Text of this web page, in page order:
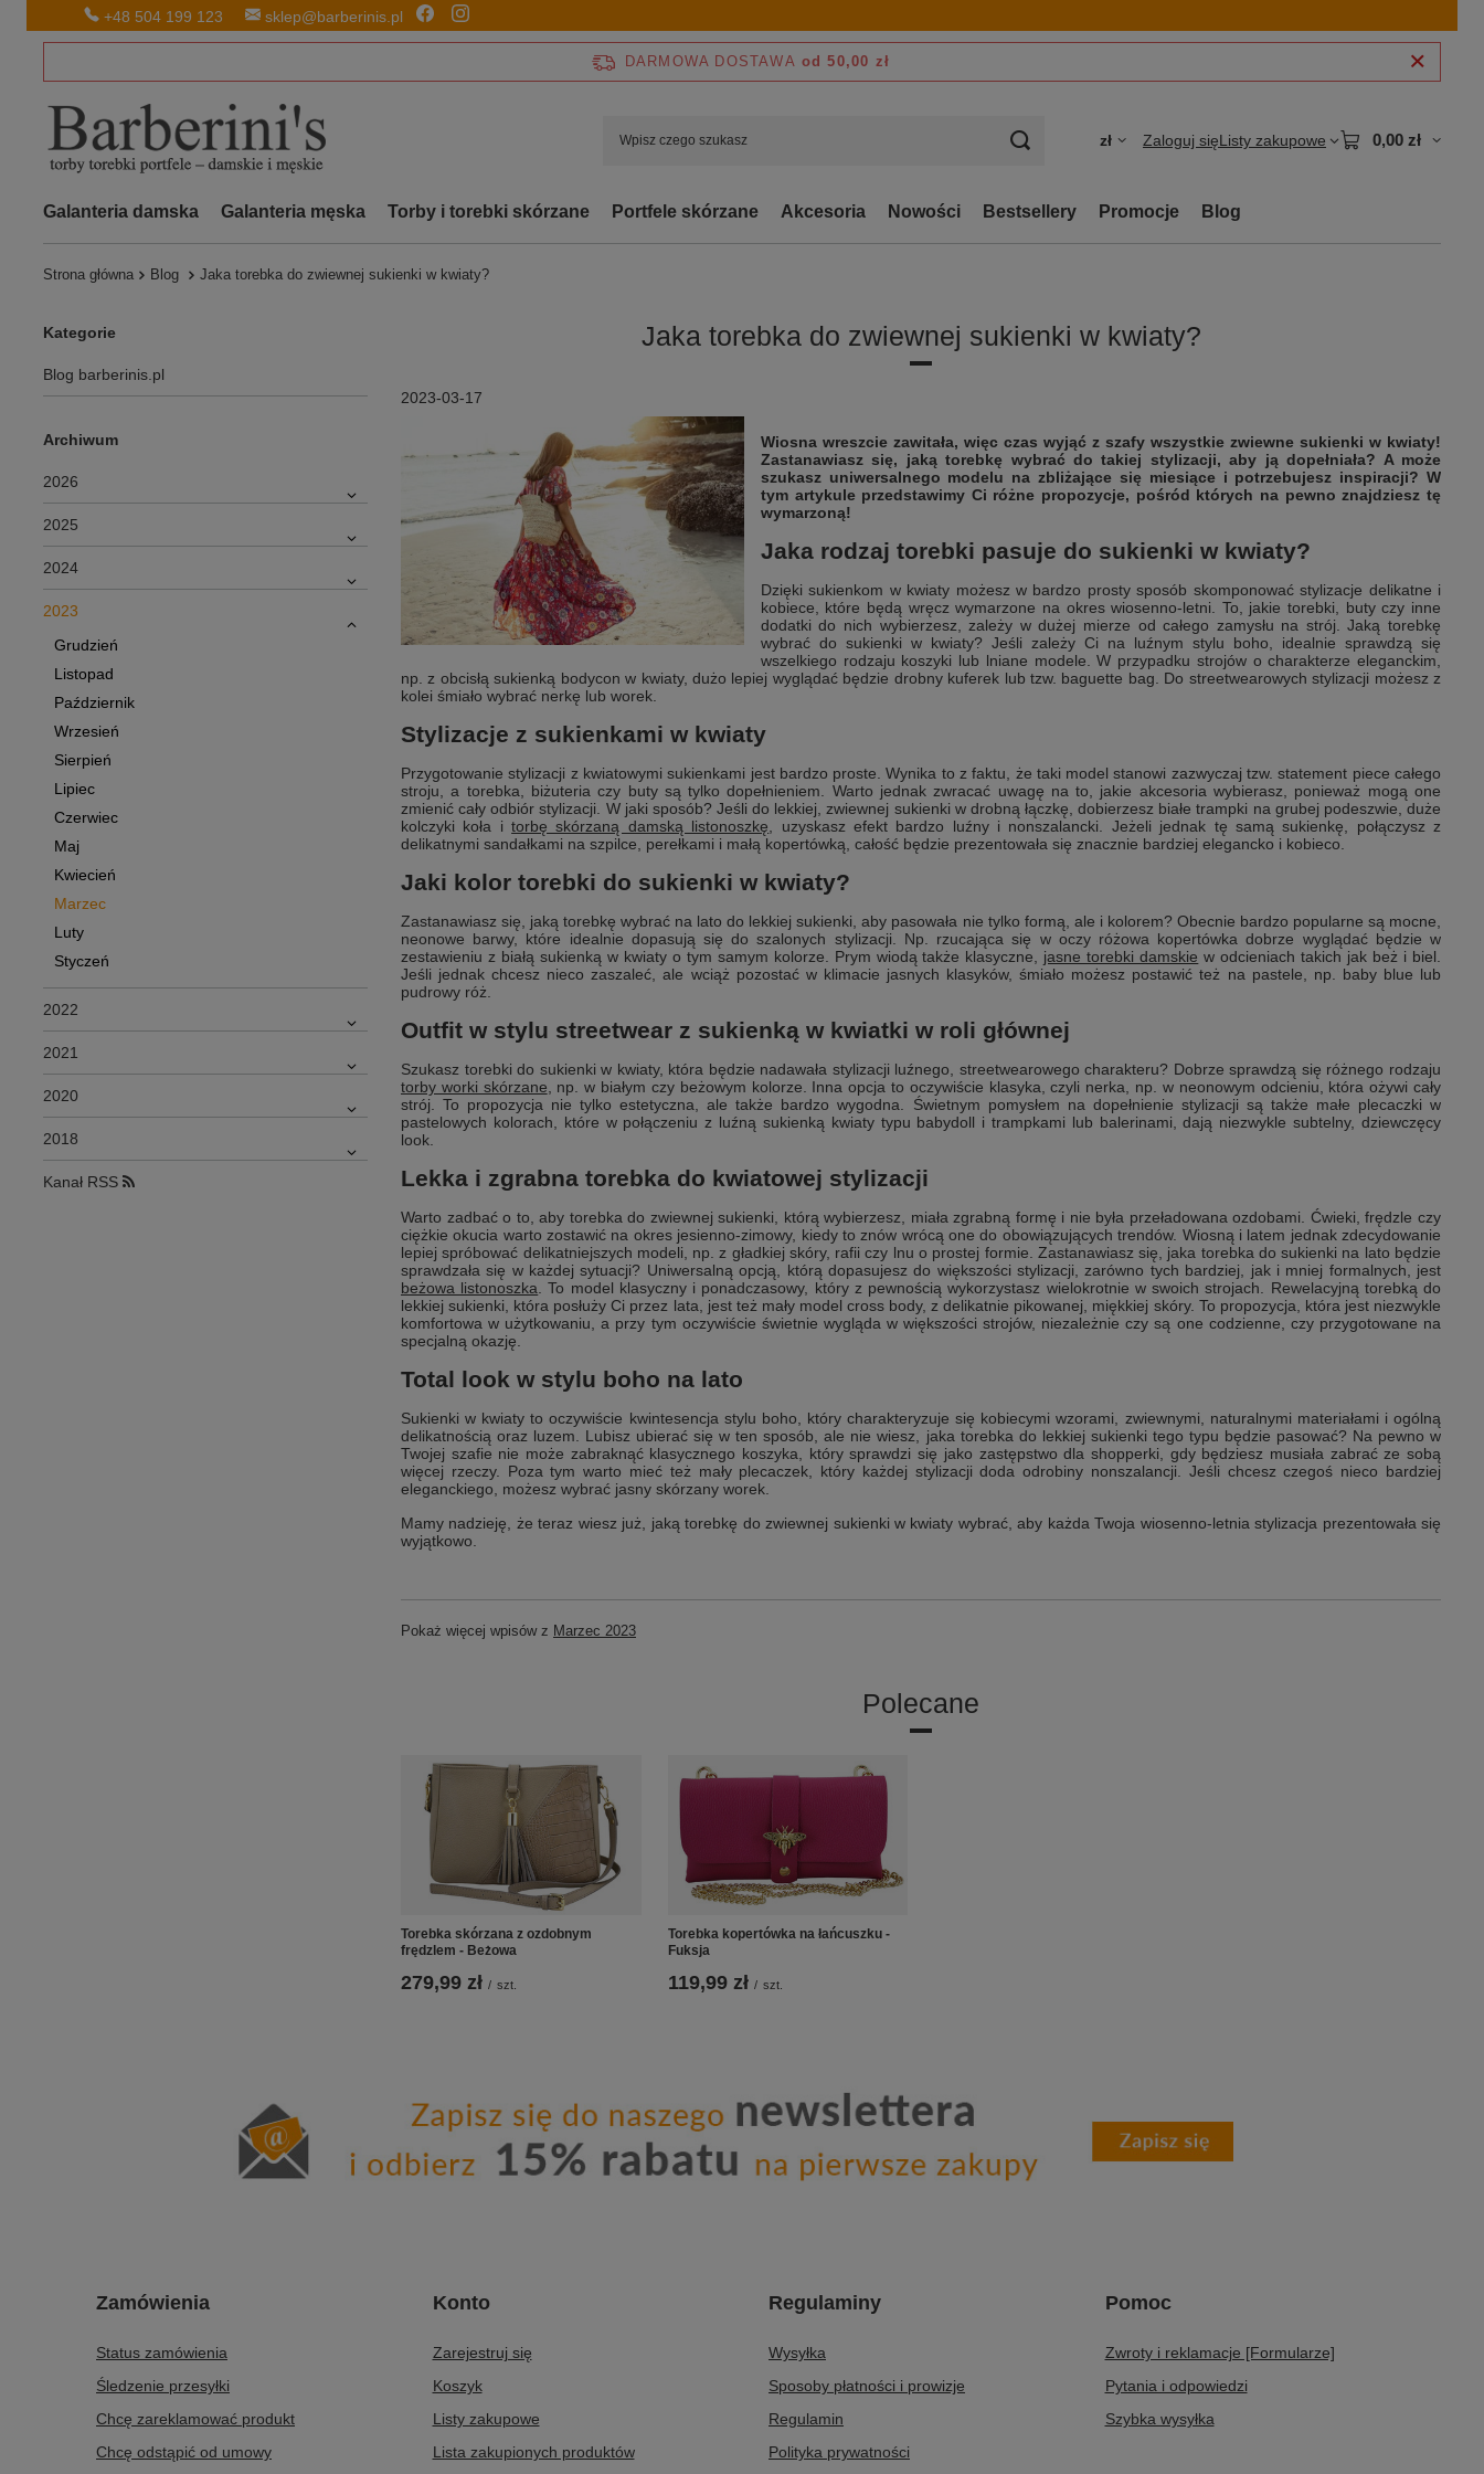
+48 504 199 123 sklep@barberinis.pl
DARMOWA DOSTAWA od 50,00 zł
zł Zaloguj sięListy zakupowe 0,00 zł
Galanteria damska Galanteria męska Torby i torebki skórzane Portfele skórzane Akcesoria Nowości Bestsellery Promocje Blog
Strona główna Blog Jaka torebka do zwiewnej sukienki w kwiaty?
Kategorie
Blog barberinis.pl
Archiwum
2026
2025
2024
2023
Grudzień
Listopad
Październik
Wrzesień
Sierpień
Lipiec
Czerwiec
Maj
Kwiecień
Marzec
Luty
Styczeń
2022
2021
2020
2018
Kanał RSS
Jaka torebka do zwiewnej sukienki w kwiaty?
2023-03-17
Wiosna wreszcie zawitała, więc czas wyjąć z szafy wszystkie zwiewne sukienki w kwiaty!
Zastanawiasz się, jaką torebkę wybrać do takiej stylizacji, aby ją dopełniała? A może
szukasz uniwersalnego modelu na zbliżające się miesiące i potrzebujesz inspiracji? W
tym artykule przedstawimy Ci różne propozycje, pośród których na pewno znajdziesz tę
wymarzoną!
Jaka rodzaj torebki pasuje do sukienki w kwiaty?
Dzięki sukienkom w kwiaty możesz w bardzo prosty sposób skomponować stylizacje delikatne i
kobiece, które będą wręcz wymarzone na okres wiosenno-letni. To, jakie torebki, buty czy inne
dodatki do nich wybierzesz, zależy w dużej mierze od całego zamysłu na strój. Jaką torebkę
wybrać do sukienki w kwiaty? Jeśli zależy Ci na luźnym stylu boho, idealnie sprawdzą się
wszelkiego rodzaju koszyki lub lniane modele. W przypadku strojów o charakterze eleganckim,
np. z obcisłą sukienką bodycon w kwiaty, dużo lepiej wyglądać będzie drobny kuferek lub tzw. baguette bag. Do streetwearowych stylizacji możesz z
kolei śmiało wybrać nerkę lub worek.
Stylizacje z sukienkami w kwiaty
Przygotowanie stylizacji z kwiatowymi sukienkami jest bardzo proste. Wynika to z faktu, że taki model stanowi zazwyczaj tzw. statement piece całego
stroju, a torebka, biżuteria czy buty są tylko dopełnieniem. Warto jednak zwracać uwagę na to, jakie akcesoria wybierasz, ponieważ mogą one
zmienić cały odbiór stylizacji. W jaki sposób? Jeśli do lekkiej, zwiewnej sukienki w drobną łączkę, dobierzesz białe trampki na grubej podeszwie, duże
kolczyki koła itorbę skórzaną damską listonoszkę , uzyskasz efekt bardzo luźny i nonszalancki. Jeżeli jednak tę samą sukienkę, połączysz z
delikatnymi sandałkami na szpilce, perełkami i małą kopertówką, całość będzie prezentowała się znacznie bardziej elegancko i kobieco.
Jaki kolor torebki do sukienki w kwiaty?
Zastanawiasz się, jaką torebkę wybrać na lato do lekkiej sukienki, aby pasowała nie tylko formą, ale i kolorem? Obecnie bardzo popularne są mocne,
neonowe barwy, które idealnie dopasują się do szalonych stylizacji. Np. rzucająca się w oczy różowa kopertówka dobrze wyglądać będzie w
zestawieniu z białą sukienką w kwiaty o tym samym kolorze. Prym wiodą także klasyczne, jasne torebki damskie w odcieniach takich jak beż i biel.
Jeśli jednak chcesz nieco zaszaleć, ale wciąż pozostać w klimacie jasnych klasyków, śmiało możesz postawić też na pastele, np. baby blue lub
pudrowy róż.
Outfit w stylu streetwear z sukienką w kwiatki w roli głównej
Szukasz torebki do sukienki w kwiaty, która będzie nadawała stylizacji luźnego, streetwearowego charakteru? Dobrze sprawdzą się różnego rodzaju
torby worki skórzane , np. w białym czy beżowym kolorze. Inna opcja to oczywiście klasyka, czyli nerka, np. w neonowym odcieniu, która ożywi cały
strój. To propozycja nie tylko estetyczna, ale także bardzo wygodna. Świetnym pomysłem na dopełnienie stylizacji są także małe plecaczki w
pastelowych kolorach, które w połączeniu z luźną sukienką kwiaty typu babydoll i trampkami lub balerinami, dają niezwykle subtelny, dziewczęcy
look.
Lekka i zgrabna torebka do kwiatowej stylizacji
Warto zadbać o to, aby torebka do zwiewnej sukienki, którą wybierzesz, miała zgrabną formę i nie była przeładowana ozdobami. Ćwieki, frędzle czy
ciężkie okucia warto zostawić na okres jesienno-zimowy, kiedy to znów wrócą one do obowiązujących trendów. Wiosną i latem jednak zdecydowanie
lepiej spróbować delikatniejszych modeli, np. z gładkiej skóry, rafii czy lnu o prostej formie. Zastanawiasz się, jaka torebka do sukienki na lato będzie
sprawdzała się w każdej sytuacji? Uniwersalną opcją, którą dopasujesz do większości stylizacji, zarówno tych bardziej, jak i mniej formalnych, jest
beżowa listonoszka . To model klasyczny i ponadczasowy, który z pewnością wykorzystasz wielokrotnie w swoich strojach. Rewelacyjną torebką do
lekkiej sukienki, która posłuży Ci przez lata, jest też mały model cross body, z delikatnie pikowanej, miękkiej skóry. To propozycja, która jest niezwykle
komfortowa w użytkowaniu, a przy tym oczywiście świetnie wygląda w większości strojów, niezależnie czy są one codzienne, czy przygotowane na
specjalną okazję.
Total look w stylu boho na lato
Sukienki w kwiaty to oczywiście kwintesencja stylu boho, który charakteryzuje się kobiecymi wzorami, zwiewnymi, naturalnymi materiałami i ogólną
delikatnością oraz luzem. Lubisz ubierać się w ten sposób, ale nie wiesz, jaka torebka do lekkiej sukienki tego typu będzie pasować? Na pewno w
Twojej szafie nie może zabraknąć klasycznego koszyka, który sprawdzi się jako zastępstwo dla shopperki, gdy będziesz musiała zabrać ze sobą
więcej rzeczy. Poza tym warto mieć też mały plecaczek, który każdej stylizacji doda odrobiny nonszalancji. Jeśli chcesz czegoś nieco bardziej
eleganckiego, możesz wybrać jasny skórzany worek.
Mamy nadzieję, że teraz wiesz już, jaką torebkę do zwiewnej sukienki w kwiaty wybrać, aby każda Twoja wiosenno-letnia stylizacja prezentowała się
wyjątkowo.
Pokaż więcej wpisów z Marzec 2023
Polecane
Torebka skórzana z ozdobnym
frędzlem - Beżowa
279,99 zł / szt.
Torebka kopertówka na łańcuszku -
Fuksja
119,99 zł / szt.
Zamówienia
Status zamówienia
Śledzenie przesyłki
Chcę zareklamować produkt
Chcę odstąpić od umowy
Konto
Zarejestruj się
Koszyk
Listy zakupowe
Lista zakupionych produktów
Regulaminy
Wysyłka
Sposoby płatności i prowizje
Regulamin
Polityka prywatności
Pomoc
Zwroty i reklamacje [Formularze]
Pytania i odpowiedzi
Szybka wysyłka